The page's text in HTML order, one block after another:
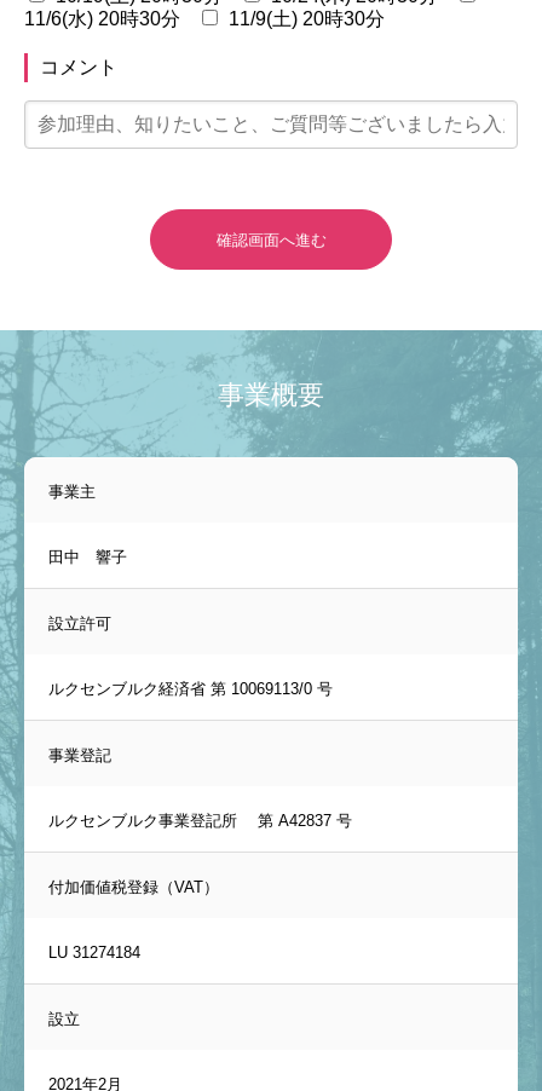
11/6(水) 20時30分
11/9(土) 20時30分
コメント
事業概要
事業主
田中 響子
設立許可
ルクセンブルク経済省 第 10069113/0 号
事業登記
ルクセンブルク事業登記所 第 A42837 号
付加価値税登録（VAT）
LU 31274184
設立
2021年2月
親子1on1メソッドとは？
ルクセンブルク発！珍獣の日々のツブヤキ(blog)
受講生専用ページ
お問い合わせ
プライバシーポリシー・免責事項